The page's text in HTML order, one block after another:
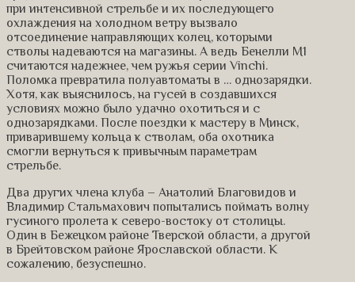
при интенсивной стрельбе и их последующего
охлаждения на холодном ветру вызвало
отсоединение направляющих колец, которыми
стволы надеваются на магазины. А ведь Бенелли М1
считаются надежнее, чем ружья серии Vinchi.
Поломка превратила полуавтоматы в … однозарядки.
Хотя, как выяснилось, на гусей в создавшихся
условиях можно было удачно охотиться и с
однозарядками. После поездки к мастеру в Минск,
приварившему кольца к стволам, оба охотника
смогли вернуться к привычным параметрам
стрельбе.
Два других члена клуба – Анатолий Благовидов и
Владимир Стальмахович попытались поймать волну
гусиного пролета к северо-востоку от столицы.
Один в Бежецком районе Тверской области, а другой
в Брейтовском районе Ярославской области. К
сожалению, безуспешно.